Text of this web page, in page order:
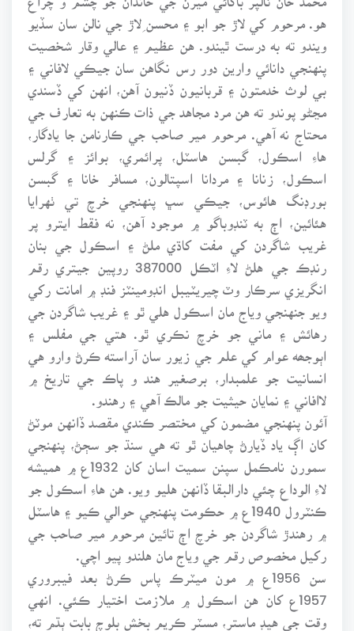
هو. مرحوم کي لاڙ جو ابو ۽ محسن ِلاڙ جي نالن سان سڏيو
ويندو ته به درست ٿيندو. هن عظيم ۽ عالي وقار شخصيت
پنهنجي دانائي وارين دور رس نگاهن سان جيڪي لافاني ۽
بي لوث خدمتون ۽ قربانيون ڏنيون آهن، انهن کي ڏسندي
مڃڻو پوندو ته هن مرد مجاهد جي ذات ڪنهن به تعارف جي
محتاج نه آهي. مرحوم مير صاحب جي ڪارنامن جا يادگار،
هاءِ اسڪول، گبسن هاسٽل، پرائمري، بوائز ۽ گرلس
اسڪول، زنانا ۽ مردانا اسپتالون، مسافر خانا ۽ گبسن
بورڊنگ هائوس، جيڪي سڀ پنهنجي خرچ تي ٺهرايا
هئائين، اڄ به ٽنڊوباگو ۾ موجود آهن، نه فقط ايترو پر
غريب شاگردن کي مفت کاڌي ملڻ ۽ اسڪول جي بنان
انگريزي سرڪار وٽ چيريٽيبل انڊومينٽز فنڊ ۾ امانت رکي
ويو جنهنجي وياج مان اسڪول هلي ٿو ۽ غريب شاگردن جي
رهائش ۽ ماني جو خرچ نڪري ٿو. هتي جي مفلس ۽
اٻوجھه عوام کي علم جي زيور سان آراسته ڪرڻ وارو هي
انسانيت جو علمبدار، برصغير هند و پاڪ جي تاريخ ۾
لاافاني ۽ نمايان حيثيت جو مالڪ آهي ۽ رهندو.
آئون پنهنجي مضمون کي مختصر ڪندي مقصد ڏانهن موٽڻ
کان اڳ ياد ڏيارڻ چاهيان ٿو ته هي سنڌ جو سڄڻ، پنهنجي
لاءِ الوداع چئي دارالبقا ڏانهن هليو ويو. هن هاءِ اسڪول جو
ڪنٽرول 1940ع ۾ حڪومت پنهنجي حوالي ڪيو ۽ هاسٽل
۾ رهندڙ شاگردن جو خرچ اڄ تائين مرحوم مير صاحب جي
رکيل مخصوص رقم جي وياج مان هلندو پيو اچي.
سن 1956ع ۾ مون ميٽرڪ پاس ڪرڻ بعد فيبروري
1957ع کان هن اسڪول ۾ ملازمت اختيار ڪئي. انهي
وقت جي هيڊ ماستر، مسٽر ڪريم بخش بلوچ بابت ٻڌم ته،